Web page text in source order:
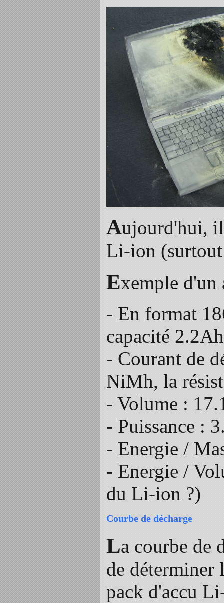
Aujourd'hui, il
Li-ion
Exemple
- En format
capacité
- Courant de
NiMh, la
- Volume :
- Puissance :
- Energie /
- Energie /
du Li-ion ?)
Courbe de décharge
La courbe de
de
pack d'accu